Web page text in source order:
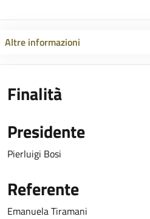
Altre informazioni
Finalità
Presidente
Pierluigi Bosi
Referente
Emanuela Tiramani